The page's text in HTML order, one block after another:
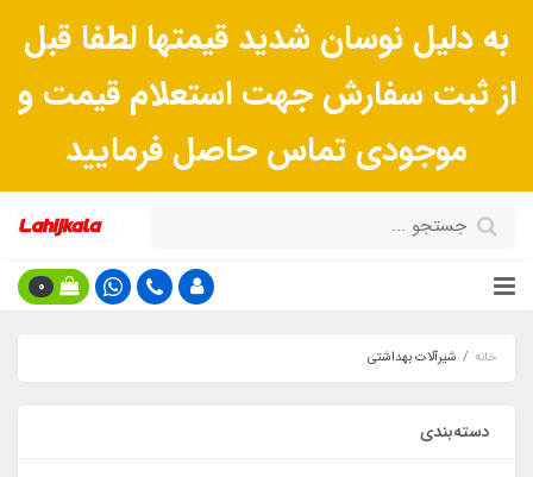
به دلیل نوسان شدید قیمتها لطفا قبل
از ثبت سفارش جهت استعلام قیمت و
موجودی تماس حاصل فرمایید
0
خانه شیرآلات بهداشتی
دسته‌بندی